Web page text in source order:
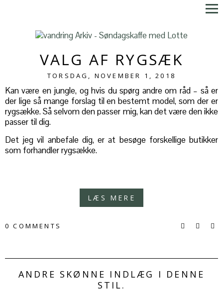
VALG AF RYGSÆK
TORSDAG, NOVEMBER 1, 2018
Kan være en jungle, og hvis du spørg andre om råd – så er
der lige så mange forslag til en bestemt model, som der er
rygsække. Så selvom den passer mig, kan det være den ikke
passer til dig.
Det jeg vil anbefale dig, er at besøge forskellige butikker
som forhandler rygsække.
LÆS MERE
0 COMMENTS
ANDRE SKØNNE INDLÆG I DENNE
STIL.